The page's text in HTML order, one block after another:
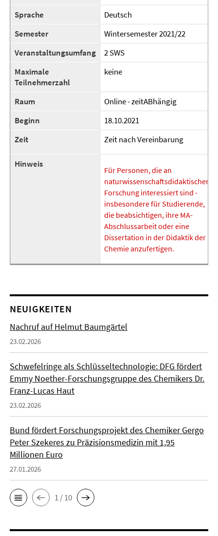
Sprache
Deutsch
Semester
Wintersemester 2021/22
Veranstaltungsumfang
2 SWS
Maximale
Teilnehmerzahl
keine
Raum
Online - zeitABhängig
Beginn
18.10.2021
Zeit
Zeit nach Vereinbarung
Hinweis
Für Personen, die an
naturwissenschaftsdidaktischer
Forschung interessiert sind -
insbesondere für Studierende,
die beabsichtigen, ihre MA-
Abschlussarbeit oder eine
Dissertation in der Didaktik der
Chemie anzufertigen.
NEUIGKEITEN
Nachruf auf Helmut Baumgärtel
23.02.2026
Schwefelringe als Schlüsseltechnologie: DFG fördert
Emmy Noether-Forschungsgruppe des Chemikers Dr.
Franz-Lucas Haut
23.02.2026
Bund fördert Forschungsprojekt des Chemiker Gergo
Peter Szekeres zu Präzisionsmedizin mit 1,95
Millionen Euro
27.01.2026
1 / 10